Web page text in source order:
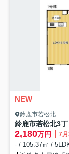
NEW
鈴鹿市若松北
鈴鹿市若松北3丁
2,180万円 7
- / 105.37㎡ /